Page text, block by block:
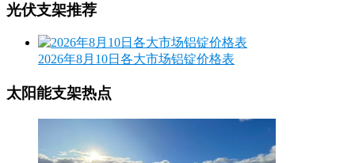
光伏支架推荐
2026年8月10日各大市场铝锭价格表
太阳能支架热点